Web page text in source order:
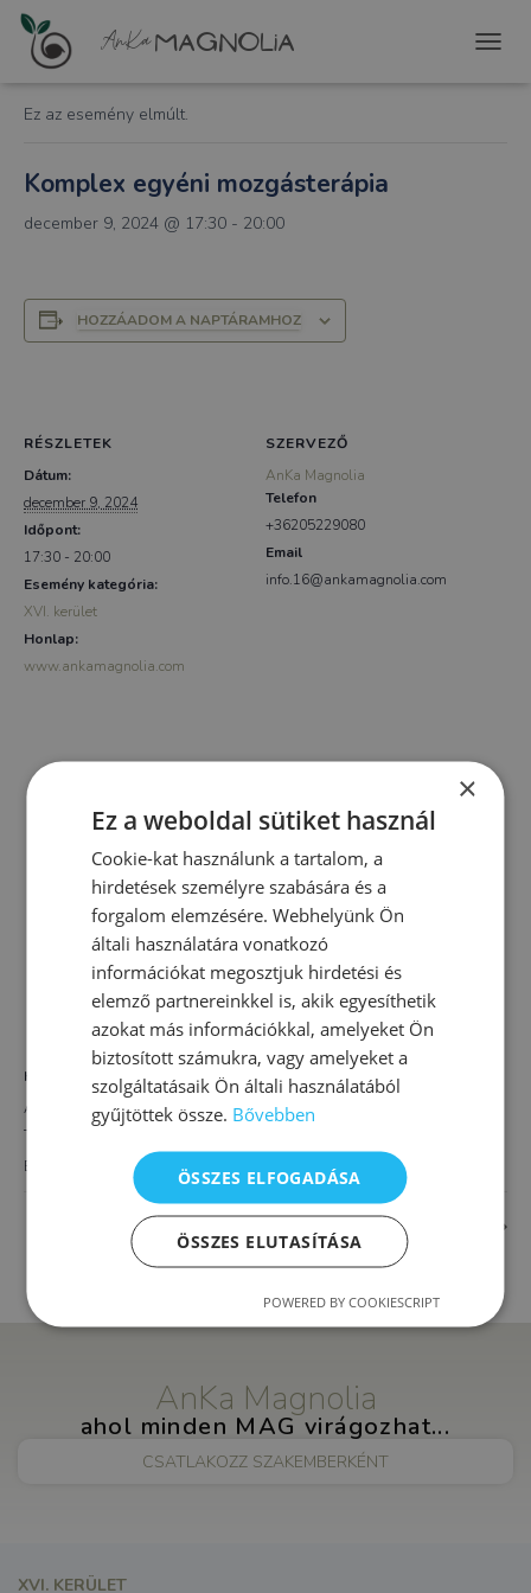
« Összes Események
Ez az esemény elmúlt.
Komplex egyéni mozgásterápia
december 9, 2024 @ 17:30 - 20:00
HOZZÁADOM A NAPTÁRAMHOZ
RÉSZLETEK
Dátum:
december 9, 2024
Időpont:
17:30 - 20:00
Esemény kategória:
XVI. kerület
Honlap:
www.ankamagnolia.com
SZERVEZŐ
AnKa Magnolia
Telefon
+36205229080
Email
info.16@ankamagnolia.com
HELYSZÍN
AnKa Magnolia XVI.
Thököly út 4.
Budapest
Magyarország
Bátor bocsok(Szorongásoldó csoport) Csoportos TSMT torna
AnKa Magnolia
ahol minden MAG virágozhat...
CSATLAKOZZ SZAKEMBERKÉNT
XVI. KERÜLET
×
Ez a weboldal sütiket használ
Cookie-kat használunk a tartalom, a
hirdetések személyre szabására és a
forgalom elemzésére. Webhelyünk Ön
általi használatára vonatkozó
információkat megosztjuk hirdetési és
elemző partnereinkkel is, akik egyesíthetik
azokat más információkkal, amelyeket Ön
biztosított számukra, vagy amelyeket a
szolgáltatásaik Ön általi használatából
gyűjtöttek össze. Bővebben
ÖSSZES ELFOGADÁSA
ÖSSZES ELUTASÍTÁSA
POWERED BY COOKIESCRIPT